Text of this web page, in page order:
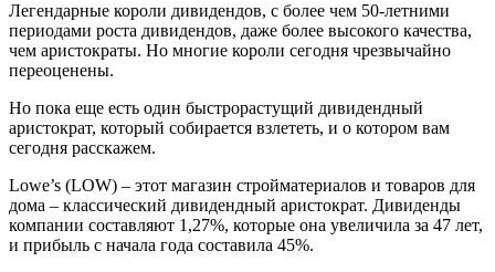
Легендарные короли дивидендов, с более чем 50-летними
периодами роста дивидендов, даже более высокого качества,
чем аристократы. Но многие короли сегодня чрезвычайно
переоценены.
Но пока еще есть один быстрорастущий дивидендный
аристократ, который собирается взлететь, и о котором вам
сегодня расскажем.
Lowe’s (LOW) – этот магазин стройматериалов и товаров для
дома – классический дивидендный аристократ. Дивиденды
компании составляют 1,27%, которые она увеличила за 47 лет,
и прибыль с начала года составила 45%.